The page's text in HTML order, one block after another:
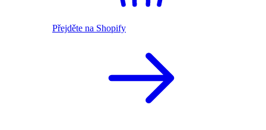
Přejděte na Shopify